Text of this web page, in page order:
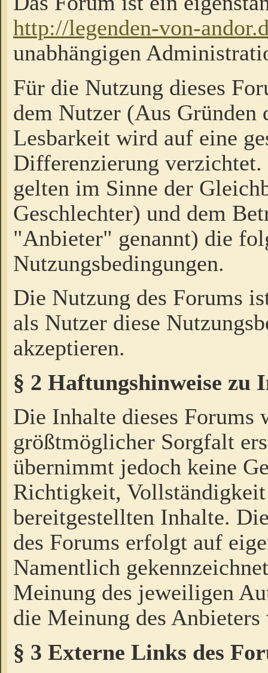
http://legenden-von-
unabhängigen
Für die Nutzung dieses
dem Nutzer (Aus Gründen
Lesbarkeit wird auf eine
Differenzierung
gelten im Sinne der
Geschlechter) und dem
"Anbieter" genannt) die
Nutzungsbedingungen.
Die Nutzung des Forums
als Nutzer diese
akzeptieren.
§ 2 Haftungshinweise zu
Die Inhalte dieses Forums
größtmöglicher Sorgfalt
übernimmt jedoch keine
Richtigkeit,
bereitgestellten Inhalte.
des Forums erfolgt auf
Namentlich
Meinung des jeweiligen
die Meinung des Anbieters
§ 3 Externe Links des